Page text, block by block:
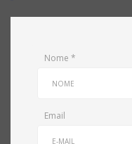
Nome *
Email